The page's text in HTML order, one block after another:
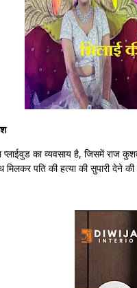
का व्यवसाय है, जिसमें राज
पति की हत्या की सुपारी देने की